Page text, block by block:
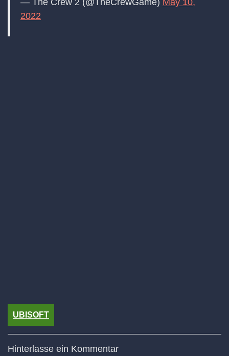
2022
UBISOFT
Hinterlasse ein Kommentar